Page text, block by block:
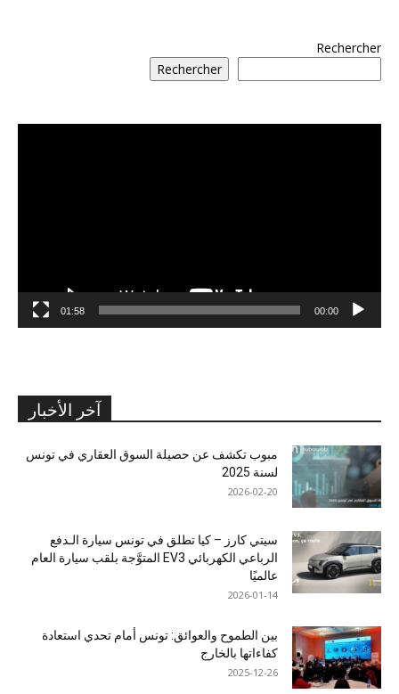
Rechercher
Rechercher
00:00
01:58
آخر الأخبار
مبوب تكشف عن حصيلة السوق العقاري في تونس
لسنة 2025
2026-02-20
سيتي كارز – كيا تطلق في تونس سيارة الـدفع
الرباعي الكهربائي EV3 المتوَّجة بلقب سيارة العام
عالميًا
2026-01-14
بين الطموح والعوائق: تونس أمام تحدي استعادة
كفاءاتها بالخارج
2025-12-26